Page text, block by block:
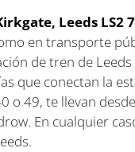
Leeds LS2
en transporte
de tren de
que conectan la
o 49, te llevan
En cualquier